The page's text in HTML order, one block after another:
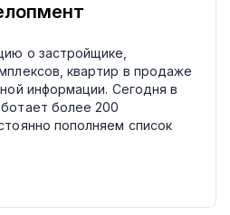
о застройщике,
квартир в продаже
информации. Сегодня в
более 200
пополняем список